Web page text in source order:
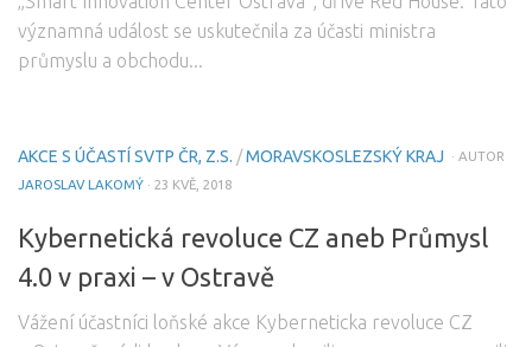
významná událost se uskutečnila za účasti ministra
průmyslu a obchodu...
AKCE S ÚČASTÍ SVTP ČR, Z.S. /MORAVSKOSLEZSKÝ KRAJ
· AUTOR
JAROSLAV LAKOMÝ · 23 KVĚ, 2018
Kybernetická revoluce CZ aneb Průmysl
4.0 v praxi – v Ostravě
Vážení účastníci loňské akce Kyberneticka revoluce CZ